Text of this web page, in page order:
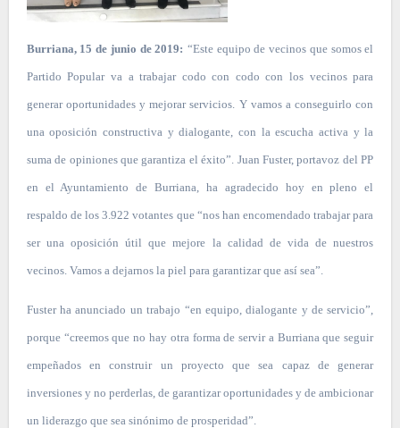
Burriana, 15 de junio de 2019: “Este equipo de vecinos que somos el
Partido Popular va a trabajar codo con codo con los vecinos para
generar oportunidades y mejorar servicios. Y vamos a conseguirlo con
una oposición constructiva y dialogante, con la escucha activa y la
suma de opiniones que garantiza el éxito”. Juan Fuster, portavoz del PP
en el Ayuntamiento de Burriana, ha agradecido hoy en pleno el
respaldo de los 3.922 votantes que “nos han encomendado trabajar para
ser una oposición útil que mejore la calidad de vida de nuestros
vecinos. Vamos a dejarnos la piel para garantizar que así sea”.
Fuster ha anunciado un trabajo “en equipo, dialogante y de servicio”,
porque “creemos que no hay otra forma de servir a Burriana que seguir
empeñados en construir un proyecto que sea capaz de generar
inversiones y no perderlas, de garantizar oportunidades y de ambicionar
un liderazgo que sea sinónimo de prosperidad”.